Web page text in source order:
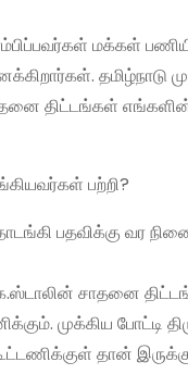
மக்கள்
தமிழ்நாடு
திட்டங்கள்
பற்றி?
பதவிக்கு வர
சாதனை
முக்கிய போட்டி
தான்